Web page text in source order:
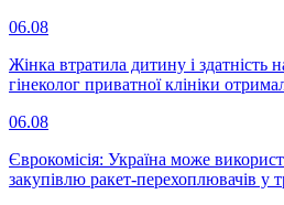
06.08
Жінка втратила дитину і здатність
гінеколог приватної клініки
06.08
Єврокомісія: Україна може
закупівлю ракет-перехоплювачів у